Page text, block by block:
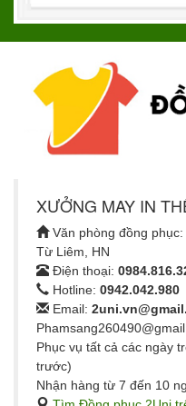
XƯỞNG MAY IN
Văn phòng đồng
Từ Liêm, HN
Điện thoại:
Hotline: 0942.042.980
Email:
Phục vụ tất cả các ngày
trước)
Nhận hàng từ 7 đến 10